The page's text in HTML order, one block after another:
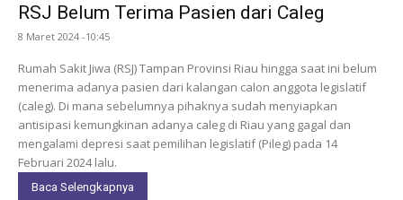
RSJ Belum Terima Pasien dari Caleg
8 Maret 2024 -10:45
Rumah Sakit Jiwa (RSJ) Tampan Provinsi Riau hingga saat ini belum
menerima adanya pasien dari kalangan calon anggota legislatif
(caleg). Di mana sebelumnya pihaknya sudah menyiapkan
antisipasi kemungkinan adanya caleg di Riau yang gagal dan
mengalami depresi saat pemilihan legislatif (Pileg) pada 14
Februari 2024 lalu.
Baca Selengkapnya